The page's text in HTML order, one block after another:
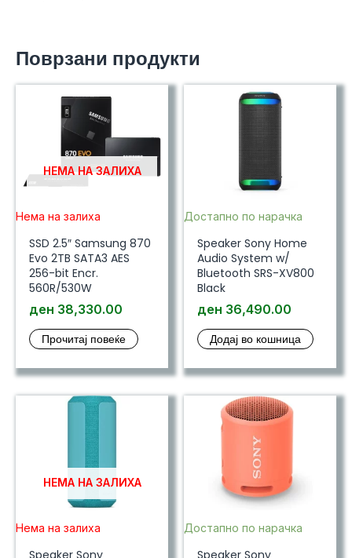
Поврзани продукти
НЕМА НА ЗАЛИХА
Нема на залиха
SSD 2.5″ Samsung 870
Evo 2TB SATA3 AES
256-bit Encr.
560R/530W
ден 38,330.00
Прочитај повеќе
Достапно по нарачка
Speaker Sony Home
Audio System w/
Bluetooth SRS-XV800
Black
ден 36,490.00
Додај во кошница
НЕМА НА ЗАЛИХА
Нема на залиха
Speaker Sony
Достапно по нарачка
Speaker Sony